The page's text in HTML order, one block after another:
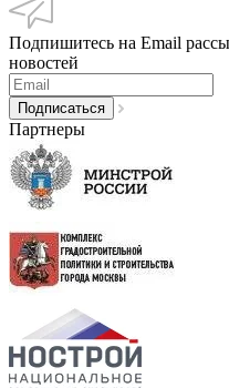
Подпишитесь на Email
новостей
Партнеры